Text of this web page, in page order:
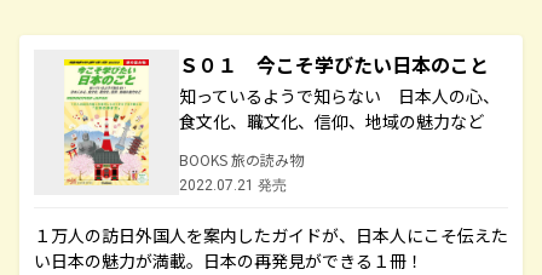
Ｓ０１ 今こそ学びたい日本のこと
知っているようで知らない 日本人の心、
食文化、職文化、信仰、地域の魅力など
BOOKS 旅の読み物
2022.07.21 発売
１万人の訪日外国人を案内したガイドが、日本人にこそ伝えた
い日本の魅力が満載。日本の再発見ができる１冊！